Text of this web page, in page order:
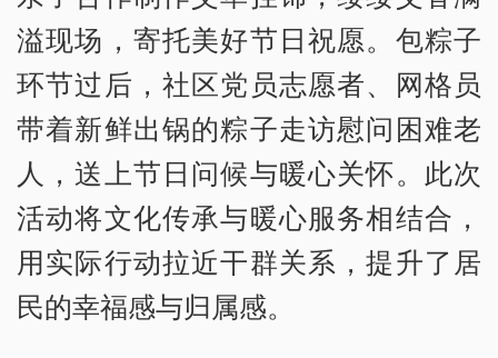
溢现场，寄托美好节日祝愿。包粽子
环节过后，社区党员志愿者、网格员
带着新鲜出锅的粽子走访慰问困难老
人，送上节日问候与暖心关怀。此次
活动将文化传承与暖心服务相结合，
用实际行动拉近干群关系，提升了居
民的幸福感与归属感。